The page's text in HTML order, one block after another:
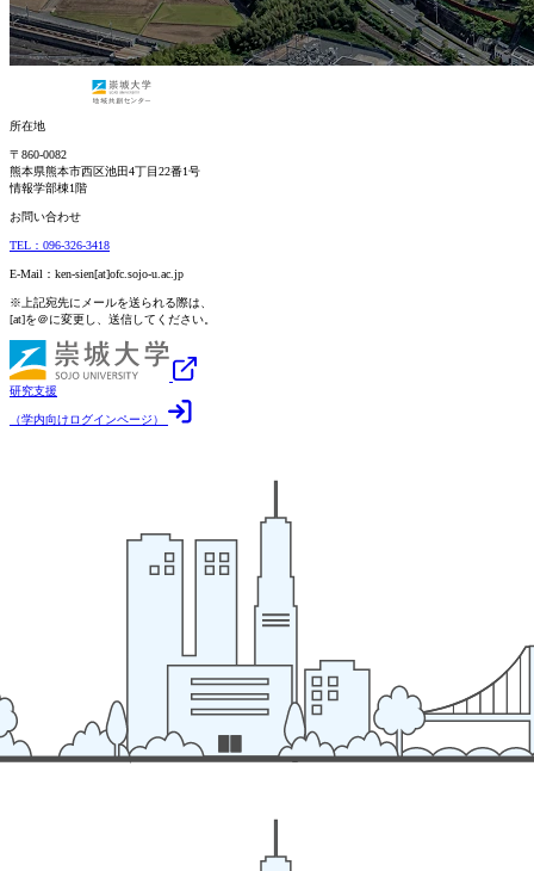
所在地
〒860-0082
熊本県熊本市西区池田4丁目22番1号
情報学部棟1階
お問い合わせ
TEL：096-326-3418
E-Mail：ken-sien[at]ofc.sojo-u.ac.jp
※上記宛先にメールを送られる際は、
[at]を＠に変更し、送信してください。
研究支援
（学内向けログインページ）